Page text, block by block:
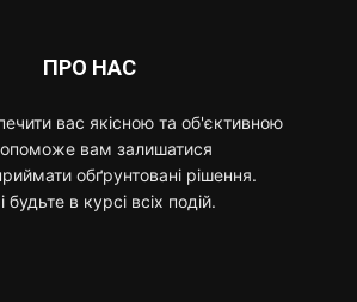
ПРО НАС
вас якісною та об'єктивною
вам залишатися
обґрунтовані рішення.
в курсі всіх подій.